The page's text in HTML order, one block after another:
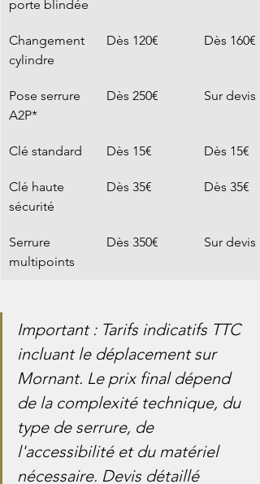
porte blindée
Changement
cylindre
Dès 120€ Dès 160€
Pose serrure
A2P*
Dès 250€ Sur devis
Clé standard Dès 15€ Dès 15€
Clé haute
sécurité
Dès 35€ Dès 35€
Serrure
multipoints
Dès 350€ Sur devis
Important : Tarifs indicatifs TTC
incluant le déplacement sur
Mornant. Le prix final dépend
de la complexité technique, du
type de serrure, de
l'accessibilité et du matériel
nécessaire. Devis détaillé